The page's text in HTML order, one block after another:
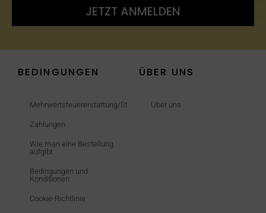
JETZT ANMELDEN
BEDINGUNGEN
Mehrwertsteuererstattung/Steuerfrei
Zahlungen
Wie man eine Bestellung
aufgibt
Bedingungen und
Konditionen
Cookie-Richtlinie
ÜBER UNS
Über uns